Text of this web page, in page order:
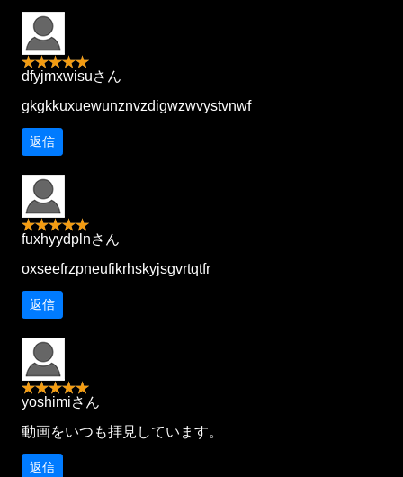
dfyjmxwisuさん
gkgkkuxuewunznvzdigwzwvystvnwf
返信
fuxhyydplnさん
oxseefrzpneufikrhskyjsgvrtqtfr
返信
yoshimiさん
動画をいつも拝見しています。
返信